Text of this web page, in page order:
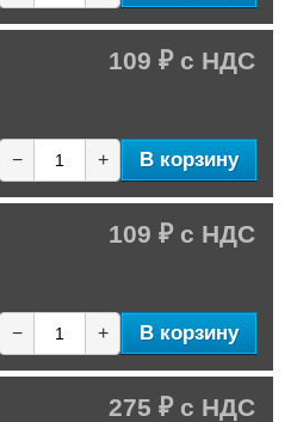
109 ₽
− + В корзину
109 ₽
− + В корзину
275 ₽